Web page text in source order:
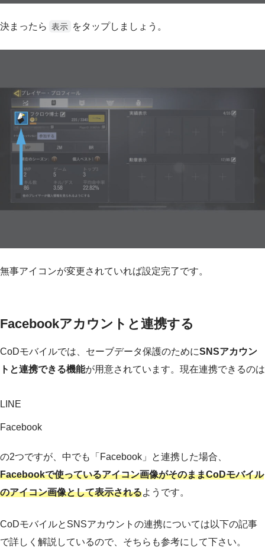
決まったら 表示 をタップしましょう。
無事アイコンが変更されていれば設定完了です。
Facebookアカウントと連携する
CoDモバイルでは、セーブデータ保護のためにSNSアカウン
トと連携できる機能が用意されています。現在連携できるのは
LINE
Facebook
の2つですが、中でも「Facebook」と連携した場合、
Facebookで使っているアイコン画像がそのままCoDモバイル
のアイコン画像として表示されるようです。
CoDモバイルとSNSアカウントの連携については以下の記事
で詳しく解説しているので、そちらも参考にして下さい。